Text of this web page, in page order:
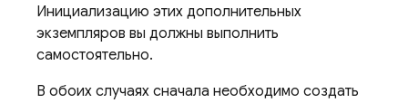
Инициализацию этих дополнительных
экземпляров вы должны выполнить
самостоятельно.
В обоих случаях сначала необходимо создать